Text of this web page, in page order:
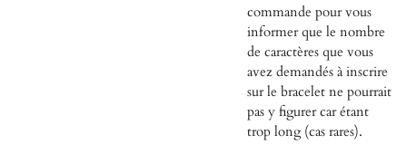
commande pour vous
informer que le nombre
de caractères que vous
avez demandés à inscrire
sur le bracelet ne pourrait
pas y figurer car étant
trop long (cas rares).